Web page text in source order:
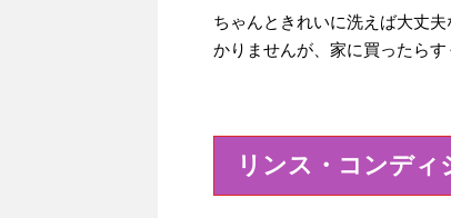
ちゃんときれいに洗えば大丈
かりませんが、家に買ったら
リンス・コンディ